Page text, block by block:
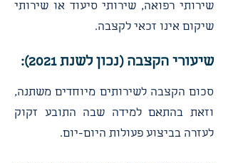
שירותי רפואה, שירותי סיעוד או שירותי
שיקום אינו זכאי לקצבה.
שיעורי הקצבה (נכון לשנת 2021):
סכום הקצבה לשירותים מיוחדים משתנה,
וזאת בהתאם למידה שבה התובע זקוק
לעזרה בביצוע פעולות היום-יום.